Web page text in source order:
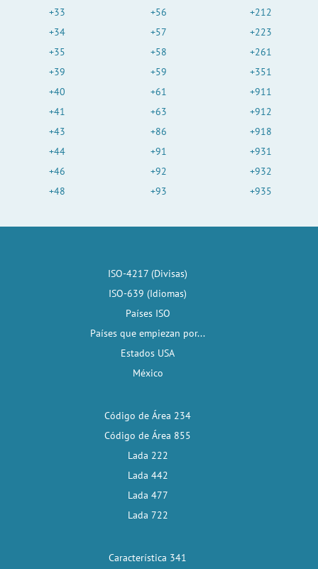
+33
+34
+35
+39
+40
+41
+43
+44
+46
+48
+56
+57
+58
+59
+61
+63
+86
+91
+92
+93
+212
+223
+261
+351
+911
+912
+918
+931
+932
+935
ISO-4217 (Divisas)
ISO-639 (Idiomas)
Países ISO
Países que empiezan por...
Estados USA
México
Código de Área 234
Código de Área 855
Lada 222
Lada 442
Lada 477
Lada 722
Característica 341